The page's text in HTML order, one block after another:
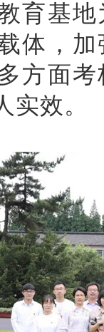
育基
体，
方面
实效。